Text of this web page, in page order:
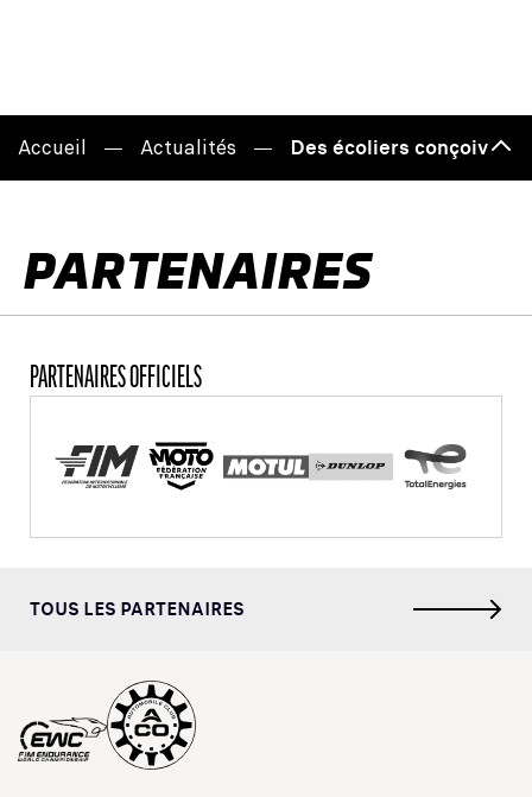
Accueil Actualités Des écoliers conçoivent
Haut
page
PARTENAIRES
PARTENAIRES OFFICIELS
TOUS LES PARTENAIRES